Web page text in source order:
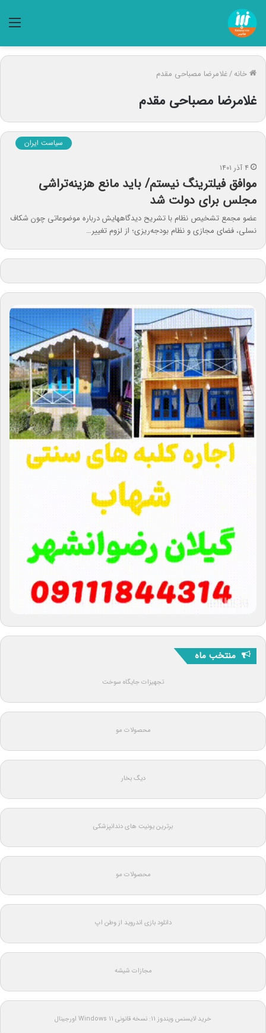
خانه/غلامرضا مصباحی مقدم
غلامرضا مصباحی مقدم
سیاست ایران
۴ آذر ۱۴۰۱
موافق فیلترینگ نیستم/ باید مانع هزینه‌تراشی
مجلس برای دولت شد
عضو مجمع تشخیص نظام با تشریح دیدگاههایش درباره موضوعاتی چون شکاف
نسلی، فضای مجازی و نظام بودجه‌ریزی؛ از لزوم تغییر…
منتخب ماه
تجهیزات جایگاه سوخت
محصولات مو
دیگ بخار
برترین یونیت های دندانپزشکی
محصولات مو
دانلود بازی اندروید از وطن اپ
مجازات شیشه
خرید لایسنس ویندوز 11: نسخه قانونی Windows 11 اورجینال